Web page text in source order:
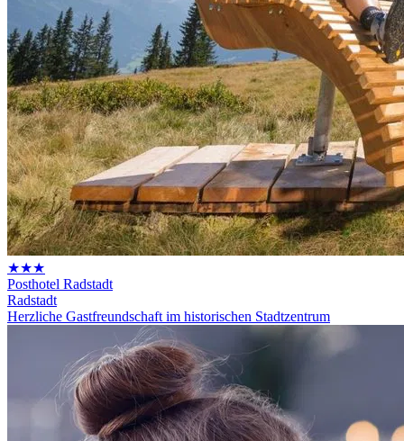
★★★
Posthotel Radstadt
Radstadt
Herzliche Gastfreundschaft im historischen Stadtzentrum